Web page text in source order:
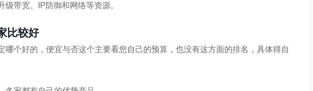
级带宽、IP防御和网络等资源。
比较好
哪个好的，便宜与否这个主要看您自己的预算，也没有这方面的排名，具体得自